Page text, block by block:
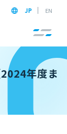
JP EN
年度ま